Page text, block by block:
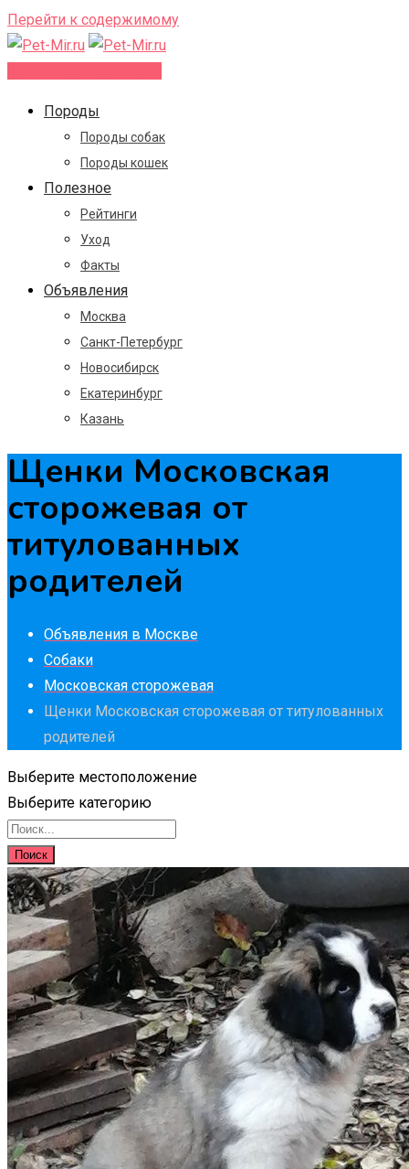
Перейти к содержимому
Породы
Породы собак
Породы кошек
Полезное
Рейтинги
Уход
Факты
Объявления
Москва
Санкт-Петербург
Новосибирск
Екатеринбург
Казань
Щенки Московская
сторожевая от
титулованных
родителей
Объявления в Москве
Собаки
Московская сторожевая
Щенки Московская сторожевая от титулованных
родителей
Выберите местоположение
Выберите категорию
Поиск